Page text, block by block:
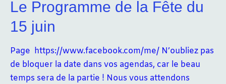
Le Programme de la Fête du
15 juin
Page https://www.facebook.com/me/ N’oubliez pas
de bloquer la date dans vos agendas, car le beau
temps sera de la partie ! Nous vous attendons